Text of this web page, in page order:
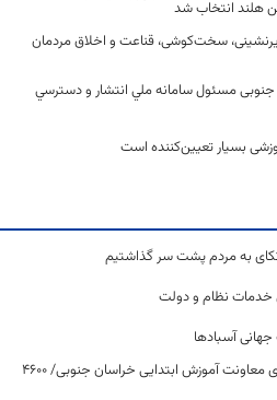
هلند انتخاب شد
سخت‌کوشی، قناعت و اخلاق مردمان
مسئول سامانه ملي انتشار و دسترسي
بسیار تعیین‌کننده است
به مردم پشت سر گذاشتیم
خدمات نظام و دولت
آسبادها
تقدیر مقام عالی وزارت از عملکرد جهادی معاونت آموزش ابتدایی خراسان جنوبی/ ۴۶۰۰